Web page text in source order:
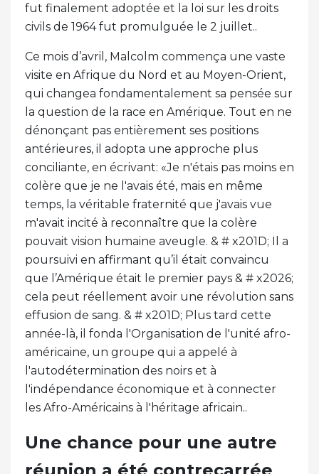
fut finalement adoptée et la loi sur les droits
civils de 1964 fut promulguée le 2 juillet..
Ce mois d’avril, Malcolm commença une vaste
visite en Afrique du Nord et au Moyen-Orient,
qui changea fondamentalement sa pensée sur
la question de la race en Amérique. Tout en ne
dénonçant pas entièrement ses positions
antérieures, il adopta une approche plus
conciliante, en écrivant: «Je n'étais pas moins en
colère que je ne l'avais été, mais en même
temps, la véritable fraternité que j'avais vue
m'avait incité à reconnaître que la colère
pouvait vision humaine aveugle. & # x201D; Il a
poursuivi en affirmant qu’il était convaincu
que l’Amérique était le premier pays & # x2026;
cela peut réellement avoir une révolution sans
effusion de sang. & # x201D; Plus tard cette
année-là, il fonda l'Organisation de l'unité afro-
américaine, un groupe qui a appelé à
l'autodétermination des noirs et à
l'indépendance économique et à connecter
les Afro-Américains à l'héritage africain..
Une chance pour une autre
réunion a été contrecarrée